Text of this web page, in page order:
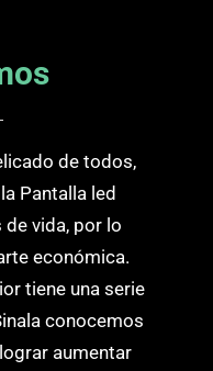
de todos,
Pantalla led
vida, por lo
económica.
tiene una serie
conocemos
aumentar